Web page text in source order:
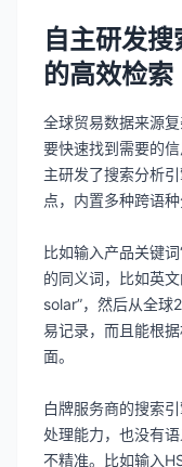
自主研发
的高效检索
全球贸易数据来源
要快速找到需要的
主研发了搜索分析
点，内置多种跨语
比如输入产品关键
的同义词，比如英
solar”，然后从全
易记录，而且能根
面。
白牌服务商的搜索
处理能力，也没有
不精准。比如输入